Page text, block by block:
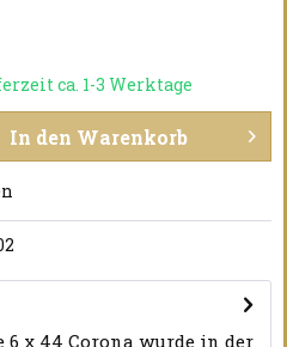
ca. 1-3 Werktage
In den Warenkorb
6 x 44 Corona wurde in der